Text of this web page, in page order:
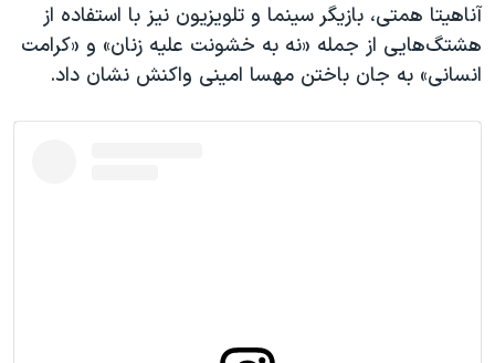
آناهیتا همتی، بازیگر سینما و تلویزیون نیز با استفاده از
هشتگ‌هایی از جمله «نه به خشونت علیه زنان» و «کرامت
انسانی» به جان باختن مهسا امینی واکنش نشان داد.